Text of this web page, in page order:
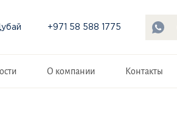
+971 58 588 1775
О компании Контакты